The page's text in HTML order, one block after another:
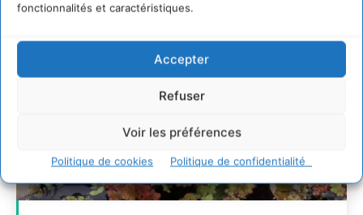
fonctionnalités et caractéristiques.
Accepter
Refuser
Voir les préférences
Politique de cookies Politique de confidentialité